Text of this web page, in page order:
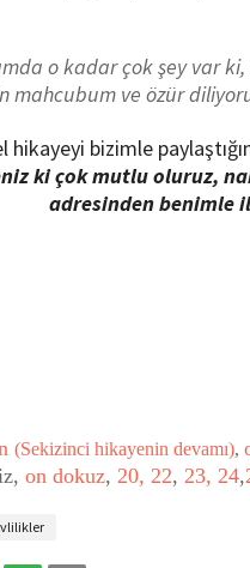
o kadar çok şey var
mahcubum ve özür
bizimle
ki çok mutlu oluruz,
adresinden benimle
(Sekizinci hikayenin devamı),
on dokuz, 20, 22, 23, 24,